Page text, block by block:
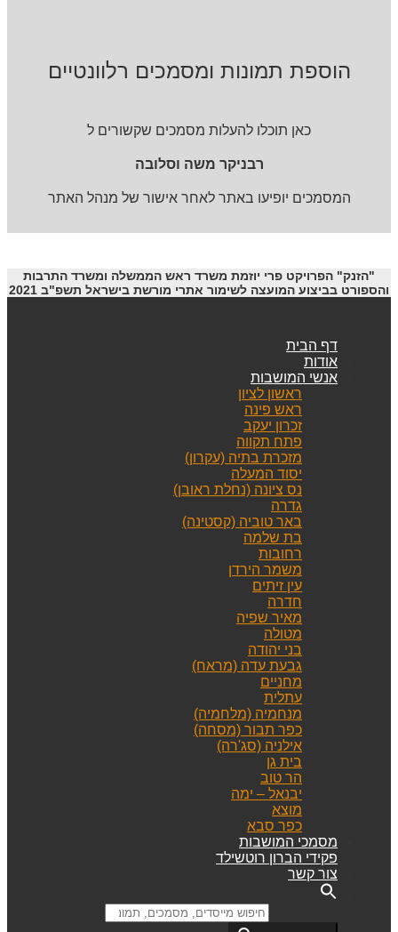
הוספת תמונות ומסמכים רלוונטיים
כאן תוכלו להעלות מסמכים שקשורים ל
רבניקר משה וסלובה
המסמכים יופיעו באתר לאחר אישור של מנהל האתר
"הזנק" הפרויקט פרי יוזמת משרד ראש הממשלה ומשרד התרבות
והספורט בביצוע המועצה לשימור אתרי מורשת בישראל תשפ"ב 2021
דף הבית
אודות
אנשי המושבות
ראשון לציון
ראש פינה
זכרון יעקב
פתח תקווה
מזכרת בתיה (עקרון)
יסוד המעלה
נס ציונה (נחלת ראובן)
גדרה
באר טוביה (קסטינה)
בת שלמה
רחובות
משמר הירדן
עין זיתים
חדרה
מאיר שפיה
מטולה
בני יהודה
גבעת עדה (מראח)
מחניים
עתלית
מנחמיה (מלחמיה)
כפר תבור (מסחה)
אילניה (סג'רה)
בית גן
הר טוב
יבנאל – ימה
מוצא
כפר סבא
מסמכי המושבות
פקידי הברון רוטשילד
צור קשר